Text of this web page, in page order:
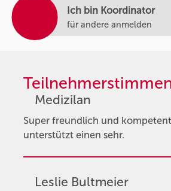
Ich bin Koordinator
für andere anmelden
Medizilan
Super freundlich und
unterstützt einen sehr.
Leslie Bultmeier